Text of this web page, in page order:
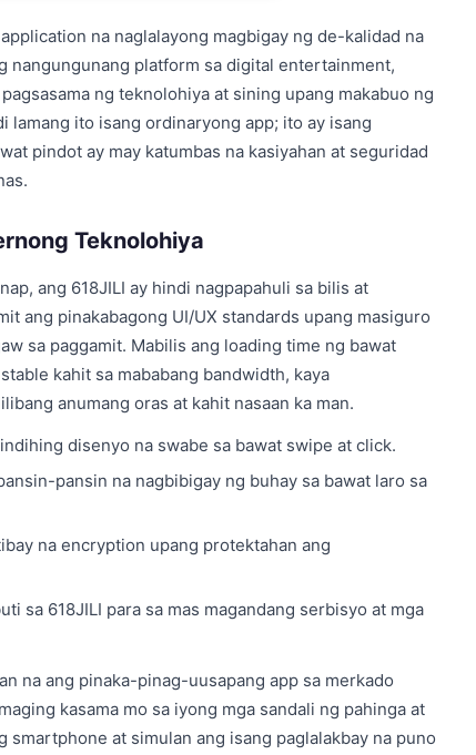
na naglalayong magbigay ng de-kalidad na
nangungunang platform sa digital entertainment,
ng teknolohiya at sining upang makabuo ng
lamang ito isang ordinaryong app; ito ay isang
pindot ay may katumbas na kasiyahan at seguridad
Teknolohiya
ang 618JILI ay hindi nagpapahuli sa bilis at
ang pinakabagong UI/UX standards upang masiguro
sa paggamit. Mabilis ang loading time ng bawat
kahit sa mababang bandwidth, kaya
anumang oras at kahit nasaan ka man.
disenyo na swabe sa bawat swipe at click.
pansin na nagbibigay ng buhay sa bawat laro sa
na encryption upang protektahan ang
sa 618JILI para sa mas magandang serbisyo at mga
na ang pinaka-pinag-uusapang app sa merkado
kasama mo sa iyong mga sandali ng pahinga at
smartphone at simulan ang isang paglalakbay na puno